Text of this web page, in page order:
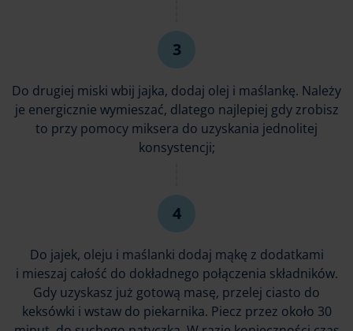
Do drugiej miski wbij jajka, dodaj olej i maślankę. Należy
je energicznie wymieszać, dlatego najlepiej gdy zrobisz
to przy pomocy miksera do uzyskania jednolitej
konsystencji;
Do jajek, oleju i maślanki dodaj mąkę z dodatkami
i mieszaj całość do dokładnego połączenia składników.
Gdy uzyskasz już gotową masę, przelej ciasto do
keksówki i wstaw do piekarnika. Piecz przez około 30